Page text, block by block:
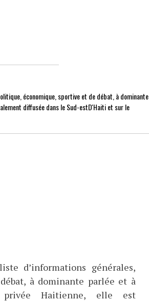
économique, sportive et de débat, à dominante
diffusée dans le Sud-estD'Haiti et sur le
d’informations générales,
à dominante parlée et à
privée Haitienne, elle est